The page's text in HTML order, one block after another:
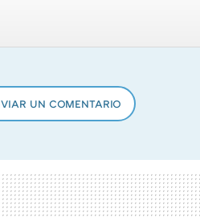
UN COMENTARIO